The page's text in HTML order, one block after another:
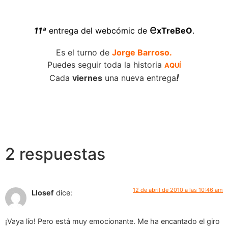
11ª entrega del webcómic de exTreBeO.
Es el turno de Jorge Barroso.
Puedes seguir toda la historia AQUÍ
Cada viernesuna nueva entrega!
2 respuestas
Llosef dice: 12 de abril de 2010 a las 10:46 am
¡Vaya lío! Pero está muy emocionante. Me ha encantado el giro